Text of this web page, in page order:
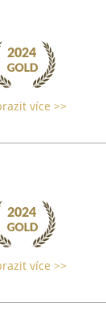
více >>
více >>